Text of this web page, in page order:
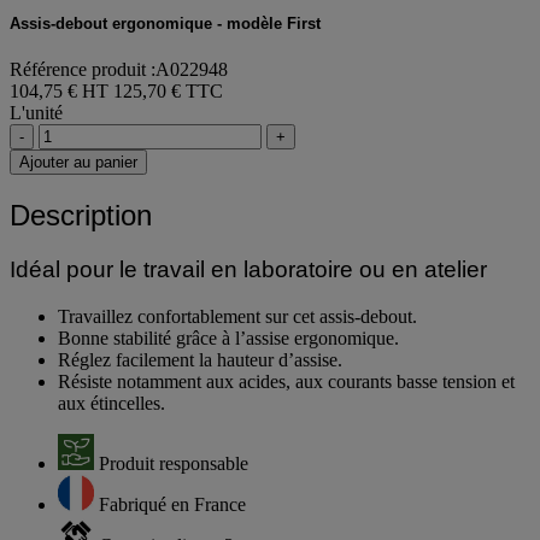
Assis-debout ergonomique - modèle First
Référence produit :A022948
104,75 € HT 125,70 € TTC
L'unité
-
+
Ajouter au panier
Description
Idéal pour le travail en laboratoire ou en atelier
Travaillez confortablement sur cet assis-debout.
Bonne stabilité grâce à l’assise ergonomique.
Réglez facilement la hauteur d’assise.
Résiste notamment aux acides, aux courants basse tension et
aux étincelles.
Produit responsable
Fabriqué en France